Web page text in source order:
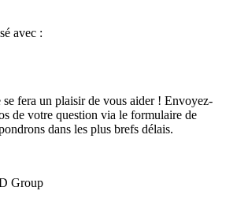
avec :
fera un plaisir de vous aider ! Envoyez-
de votre question via le formulaire de
dans les plus brefs délais.
Group